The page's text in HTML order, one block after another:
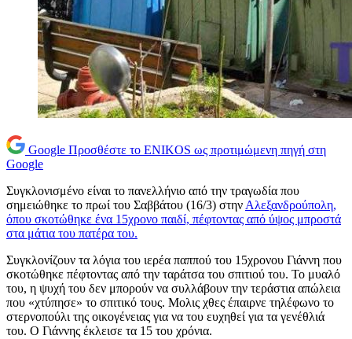
Google Προσθέστε το ENIKOS ως προτιμώμενη πηγή στη
Google
Συγκλονισμένο είναι το πανελλήνιο από την τραγωδία που
σημειώθηκε το πρωί του Σαββάτου (16/3) στην Αλεξανδρούπολη,
όπου σκοτώθηκε ένα 15χρονο παιδί, πέφτοντας από ύψος μπροστά
στα μάτια του πατέρα του.
Συγκλονίζουν τα λόγια του ιερέα παππού του 15χρονου Γιάννη που
σκοτώθηκε πέφτοντας από την ταράτσα του σπιτιού του. Το μυαλό
του, η ψυχή του δεν μπορούν να συλλάβουν την τεράστια απώλεια
που «χτύπησε» το σπιτικό τους. Μολις χθες έπαιρνε τηλέφωνο το
στερνοπούλι της οικογένειας για να του ευχηθεί για τα γενέθλιά
του. Ο Γιάννης έκλεισε τα 15 του χρόνια.